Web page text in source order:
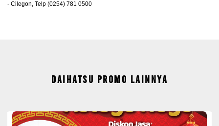
- Cilegon, Telp (0254) 781 0500
DAIHATSU PROMO LAINNYA